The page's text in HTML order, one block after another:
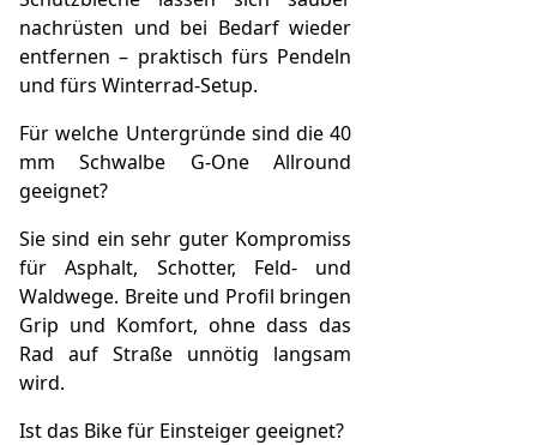
nachrüsten und bei Bedarf wieder
entfernen – praktisch fürs Pendeln
und fürs Winterrad-Setup.
Für welche Untergründe sind die 40
mm Schwalbe G-One Allround
geeignet?
Sie sind ein sehr guter Kompromiss
für Asphalt, Schotter, Feld- und
Waldwege. Breite und Profil bringen
Grip und Komfort, ohne dass das
Rad auf Straße unnötig langsam
wird.
Ist das Bike für Einsteiger geeignet?